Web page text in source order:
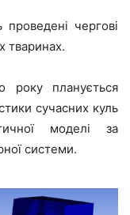
чергові
тваринах.
року планується
сучасних куль
моделі за
системи.